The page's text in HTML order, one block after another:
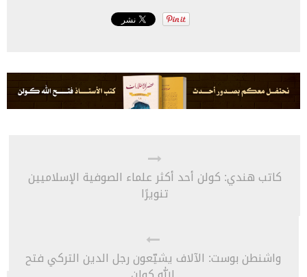
كاتب هندي: كولن أحد أكثر علماء الصوفية الإسلاميين
تنويرًا
واشنطن بوست: الآلاف يشيّعون رجل الدين التركي فتح